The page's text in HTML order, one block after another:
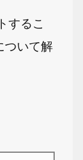
するこ
ついて解